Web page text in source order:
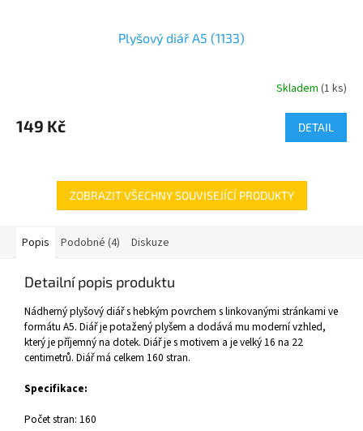
Plyšový diář A5 (1133)
Skladem (1 ks)
149 Kč DETAIL
ZOBRAZIT VŠECHNY SOUVISEJÍCÍ PRODUKTY
Popis Podobné (4) Diskuze
Detailní popis produktu
Nádherný plyšový diář s hebkým povrchem s linkovanými stránkami ve
formátu A5. Diář je potažený plyšem a dodává mu moderní vzhled,
který je příjemný na dotek. Diář je s motivem a je velký 16 na 22
centimetrů. Diář má celkem 160 stran.
Specifikace:
Počet stran: 160